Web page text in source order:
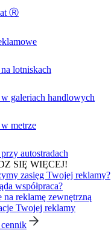
Ⓡ
lotniskach
galeriach handlowych
metrze
autostradach
SIĘ WIĘCEJ!
zasięg Twojej reklamy?
współpraca?
na reklamę zewnętrzną
Twojej reklamy